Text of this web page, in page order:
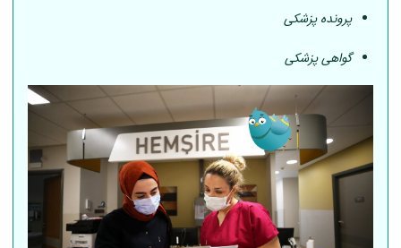
پرونده پزشکی
گواهی پزشکی